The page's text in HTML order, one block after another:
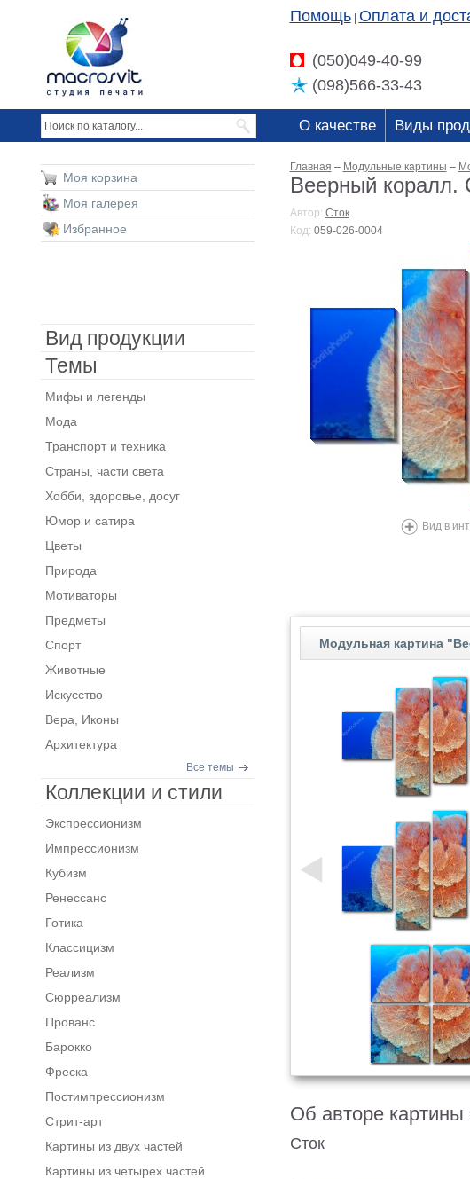
Помощь Оплата и
(050)049-40-99
(098)566-33-43
О качестве Виды
Главная – Модульные картины –
Веерный коралл.
Автор: Сток
Код: 059-026-0004
Вид в
Модульная картина
Об авторе
Сток
Моя корзина
Моя галерея
Избранное
Вид продукции
Темы
Мифы и легенды
Мода
Транспорт и техника
Страны, части света
Хобби, здоровье, досуг
Юмор и сатира
Цветы
Природа
Мотиваторы
Предметы
Спорт
Животные
Искусство
Вера, Иконы
Архитектура
Все темы
Коллекции и стили
Экспрессионизм
Импрессионизм
Кубизм
Ренессанс
Готика
Классицизм
Реализм
Сюрреализм
Прованс
Барокко
Фреска
Постимпрессионизм
Стрит-арт
Картины из двух частей
Картины из четырех частей